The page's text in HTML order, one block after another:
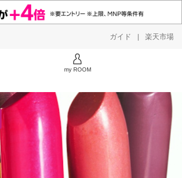
ガイド | 楽天市場
my ROOM